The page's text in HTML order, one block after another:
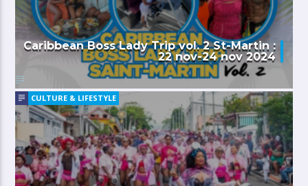
Caribbean Boss Lady Trip vol. 2 St-Martin :
22 nov-24 nov 2024
CULTURE & LIFESTYLE